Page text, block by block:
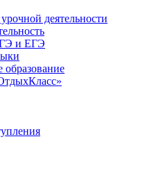
деятельности
и ЕГЭ
образование